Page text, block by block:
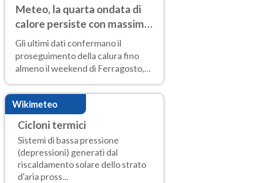
Meteo, la quarta ondata di
calore persiste con massime
sempre molto elevate
Gli ultimi dati confermano il
proseguimento della calura fino
almeno il weekend di Ferragosto,
con tendenza a una nuova
intensificazione prossima
settimana
Wikimeteo
Cicloni termici
Sistemi di bassa pressione
(depressioni) generati dal
riscaldamento solare dello strato
d'aria pross...